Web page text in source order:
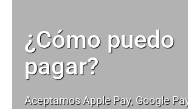
¿Cómo puedo
pagar?
Aceptamos Apple Pay, Google